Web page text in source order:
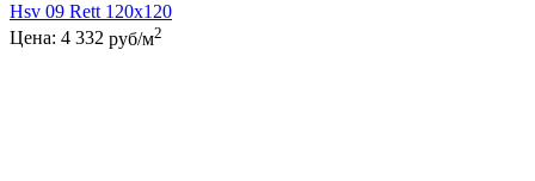
Hsv 09 Rett 120x120
Цена: 4 332 руб/м2